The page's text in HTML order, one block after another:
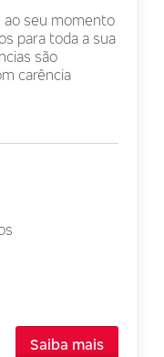
ao seu momento
para toda a sua
são
carência
Saiba mais